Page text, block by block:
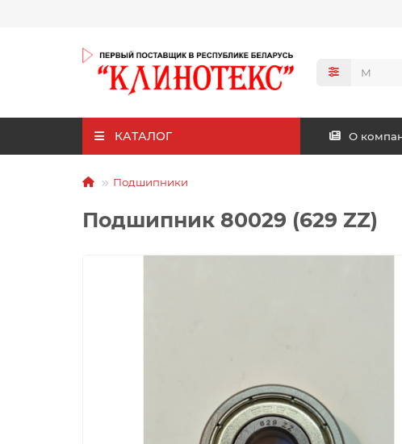
КАТАЛОГ О
Подшипники
Подшипник 80029 (629 ZZ)